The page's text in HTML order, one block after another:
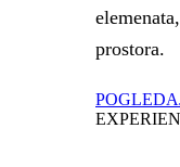
prostora.